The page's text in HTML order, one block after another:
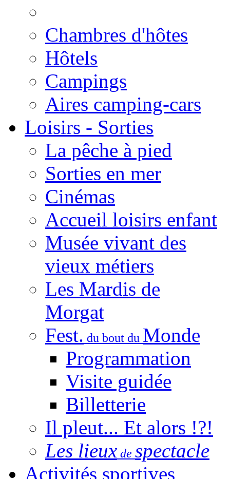
Chambres d'hôtes
Hôtels
Campings
Aires camping-cars
Loisirs - Sorties
La pêche à pied
Sorties en mer
Cinémas
Accueil loisirs enfant
Musée vivant des
vieux métiers
Les Mardis de
Morgat
Fest. du bout du Monde
Programmation
Visite guidée
Billetterie
Il pleut... Et alors !?!
Les lieux de spectacle
Activités sportives